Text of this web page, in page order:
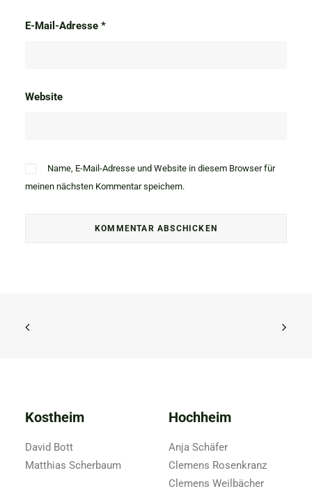
E-Mail-Adresse *
Website
Name, E-Mail-Adresse und Website in diesem Browser für
meinen nächsten Kommentar speichern.
Kostheim
David Bott
Matthias Scherbaum
Hochheim
Anja Schäfer
Clemens Rosenkranz
Clemens Weilbächer